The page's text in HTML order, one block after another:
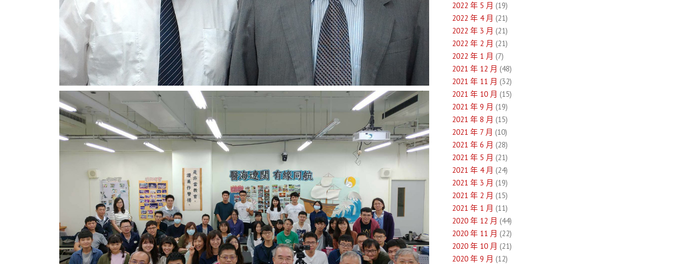
2022 年 5 月 (19)
2022 年 4 月 (21)
2022 年 3 月 (21)
2022 年 2 月 (21)
2022 年 1 月 (7)
2021 年 12 月 (48)
2021 年 11 月 (32)
2021 年 10 月 (15)
2021 年 9 月 (19)
2021 年 8 月 (15)
2021 年 7 月 (10)
2021 年 6 月 (28)
2021 年 5 月 (21)
2021 年 4 月 (24)
2021 年 3 月 (19)
2021 年 2 月 (15)
2021 年 1 月 (11)
2020 年 12 月 (44)
2020 年 11 月 (22)
2020 年 10 月 (21)
2020 年 9 月 (12)